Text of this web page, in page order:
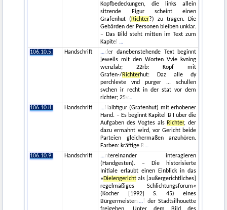
Kopfbedeckungen, die links allein
sitzende Figur scheint einen
Grafenhut ( Richter?) zu tragen. Die
Gebärden der Personen bleiben unklar.
– Das Bild steht mitten im Text zum
Kapitel
106.10.5.
Handschrift
der danebenstehende Text beginnt
jeweils mit den Worten Vvie kvning
wenzlab; 22rb: Kopf mit
Grafen-/ Richterhut: Daz alle dy
perchlevte vnd purger ... schullen
svchen ir recht in der stat vor dem
richter; 25v
106.10.8.
Handschrift
Halbfigur (Grafenhut) mit erhobener
Hand. – Es beginnt Kapitel B I über die
Aufgaben des Vogtes als Richter, der
dazu ermahnt wird, vor Gericht beide
Parteien gleichermaßen anzuhören.
Farben: kräftige R
106.10.9.
Handschrift
ntereinander interagieren
(Handgesten). – Die historisierte
Initiale erlaubt einen Einblick in das
» Dielengericht als [außergerichtliches]
regelmäßiges Schlichtungsforum«
(Kocher [1992] S. 45) eines
Bürgermeisters
l der Stadtsilhouette